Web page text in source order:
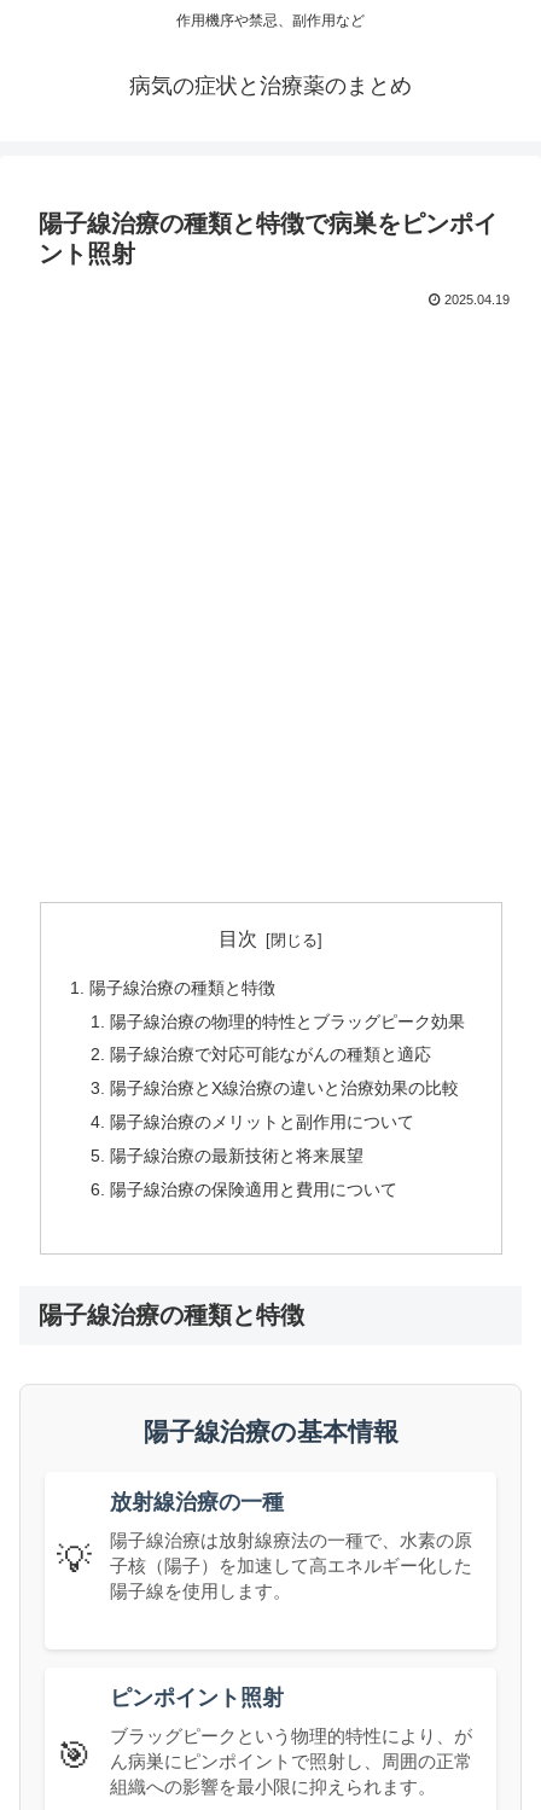
作用機序や禁忌、副作用など
病気の症状と治療薬のまとめ
陽子線治療の種類と特徴で病巣をピンポイ
ント照射
2025.04.19
目次
陽子線治療の種類と特徴
陽子線治療の物理的特性とブラッグピーク効果
陽子線治療で対応可能ながんの種類と適応
陽子線治療とX線治療の違いと治療効果の比較
陽子線治療のメリットと副作用について
陽子線治療の最新技術と将来展望
陽子線治療の保険適用と費用について
陽子線治療の種類と特徴
陽子線治療の基本情報
💡
放射線治療の一種
陽子線治療は放射線療法の一種で、水素の原
子核（陽子）を加速して高エネルギー化した
陽子線を使用します。
🎯
ピンポイント照射
ブラッグピークという物理的特性により、が
ん病巣にピンポイントで照射し、周囲の正常
組織への影響を最小限に抑えられます。